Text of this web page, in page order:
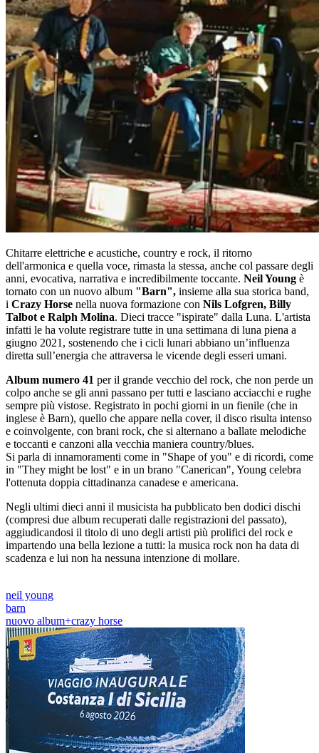
Chitarre elettriche e acustiche, country e rock, il ritorno
dell'armonica e quella voce, rimasta la stessa, anche col passare degli
anni, evocativa, narrativa e incredibilmente toccante. Neil Young è
tornato con un nuovo album "Barn", insieme alla sua storica band,
i Crazy Horse nella nuova formazione con Nils Lofgren, Billy
Talbot e Ralph Molina. Dieci tracce "ispirate" dalla Luna. L'artista
infatti le ha volute registrare tutte in una settimana di luna piena a
giugno 2021, sostenendo che i cicli lunari abbiano un’influenza
diretta sull’energia che attraversa le vicende degli esseri umani.
Album numero 41 per il grande vecchio del rock, che non perde un
colpo anche se gli anni passano per tutti e lasciano acciacchi e rughe
sempre più vistose. Registrato in pochi giorni in un fienile (che in
inglese è Barn), quello che appare nella cover, il disco risulta intenso
e coinvolgente, con brani rock, che si alternano a ballate melodiche
e toccanti e canzoni alla vecchia maniera country/blues.
Si parla di innamoramenti come in "Shape of you" e di ricordi, come
in "They might be lost" e in un brano "Canerican", Young celebra
l'ottenuta doppia cittadinanza canadese e americana.
Negli ultimi dieci anni il musicista ha pubblicato ben dodici dischi
(compresi due album recuperati dalle registrazioni del passato),
aggiudicandosi il titolo di uno degli artisti più prolifici del rock e
impartendo una bella lezione a tutti: la musica rock non ha data di
scadenza e lui non ha nessuna intenzione di mollare.
neil young
barn
nuovo album+crazy horse